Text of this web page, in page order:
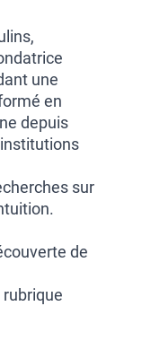
une
en
depuis
sur
de